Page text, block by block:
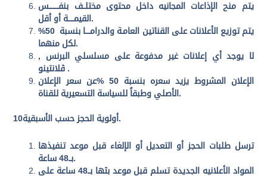
يتم منح الإذاعات المجانيه داخل محتوى مختلــف بنفــــــــس
القيمـــــة أو أقل .
يتم توزيع الأعلانات على القناتين العامـة والدرامــــا بنسبة 50%
لكل منهما.
لا يوجد أي إعلانات غير مدفوعة على مسلسلي البرنس ,
ڤلانتينو .
الإعلان المشروط يزيد سعره بنسبة 50 %عن سعر الإعلان
الأصلي وطبقاً للسياسة التسعيرية للقناة .
10أولوية الحجز حسب الأسبقية.
ترسل طلبات الحجز أو التعديل أو الإلغاء قبل موعد تنفيذها
بــ48 ساعة.
المواد الأعلانيه الجديدة تسلم قبل موعد بثها بــ48 ساعة على